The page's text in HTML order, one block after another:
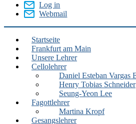
User
Menu
Log in
Webmail
Frankfurt
am
Startseite
Frankfurt am Main
Unsere Lehrer
Cellolehrer
Daniel Esteban Vargas
Henry Tobias Schneider
Seung-Yeon Lee
Fagottlehrer
Martina Kropf
Gesangslehrer